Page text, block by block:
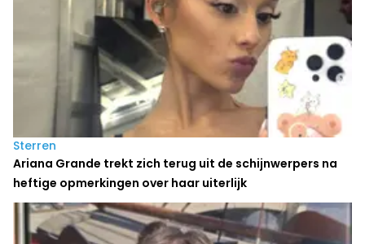
Sterren
Ariana Grande trekt zich terug uit de schijnwerpers na
heftige opmerkingen over haar uiterlijk